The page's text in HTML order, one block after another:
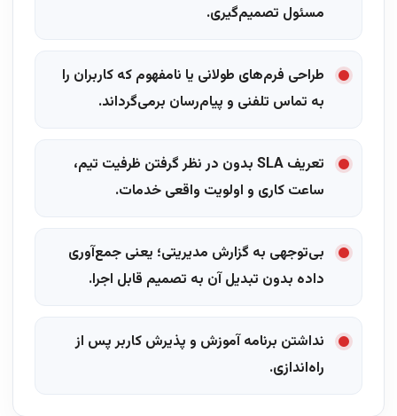
مسئول تصمیم‌گیری.
طراحی فرم‌های طولانی یا نامفهوم که کاربران را
به تماس تلفنی و پیام‌رسان برمی‌گرداند.
تعریف SLA بدون در نظر گرفتن ظرفیت تیم،
ساعت کاری و اولویت واقعی خدمات.
بی‌توجهی به گزارش مدیریتی؛ یعنی جمع‌آوری
داده بدون تبدیل آن به تصمیم قابل اجرا.
نداشتن برنامه آموزش و پذیرش کاربر پس از
راه‌اندازی.